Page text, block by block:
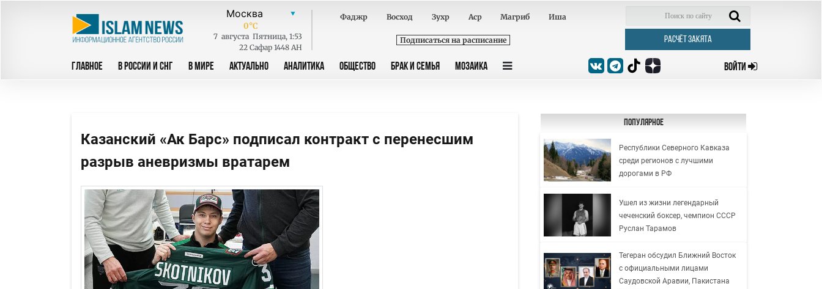
0°C
7 августа Пятница, 1:53
22 Сафар 1448 AH
Фаджр Восход Зухр Аср Магриб Иша
Подписаться на расписание РАСЧЁТ ЗАКЯТА
ГЛАВНОЕ В РОССИИ И СНГ В МИРЕ АКТУАЛЬНО АНАЛИТИКА ОБЩЕСТВО БРАК И СЕМЬЯ МОЗАИКА ВОЙТИ
Казанский «Ак Барс» подписал контракт с перенесшим
разрыв аневризмы вратарем
Популярное
Республики Северного Кавказа
среди регионов с лучшими
дорогами в РФ
Ушел из жизни легендарный
чеченский боксер, чемпион СССР
Руслан Тарамов
Тегеран обсудил Ближний Восток
с официальными лицами
Саудовской Аравии, Пакистана